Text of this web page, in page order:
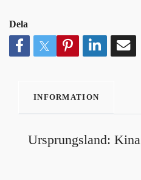
Dela
INFORMATION
Ursprungsland: Kina